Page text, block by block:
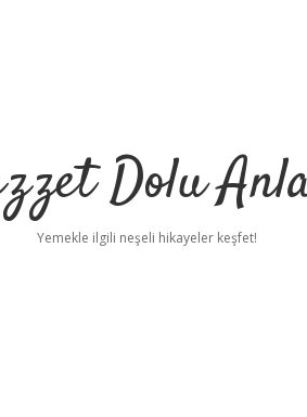
Dolu
Yemekle ilgili neşeli hikayeler keşfet!